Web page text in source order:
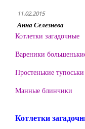
11.02.2015
Анна Селезнева
Котлетки загадочные
Вареники
Простенькие тупоськи
Манные блинчики
Котлетки